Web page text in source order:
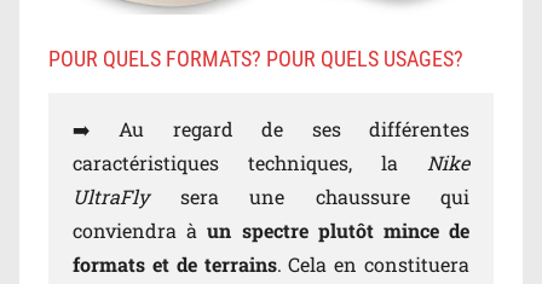
POUR QUELS FORMATS? POUR QUELS USAGES?
➡️ Au regard de ses différentes
caractéristiques techniques, la Nike
UltraFly sera une chaussure qui
conviendra àun spectre plutôt mince de
formats et de terrains. Cela en constituera